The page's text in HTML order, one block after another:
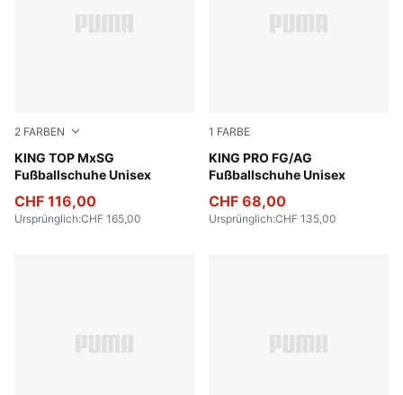
2 FARBEN
KING TOP MxSG
Fußballschuhe Unisex
PUMA White-PUMA Black
CHF 116,00
Ursprünglich:CHF 165,00
1 FARBE
KING PRO FG/AG
Fußballschuhe Unisex
PUMA White-PUMA Silver-
CHF 68,00
Ursprünglich:CHF 135,00